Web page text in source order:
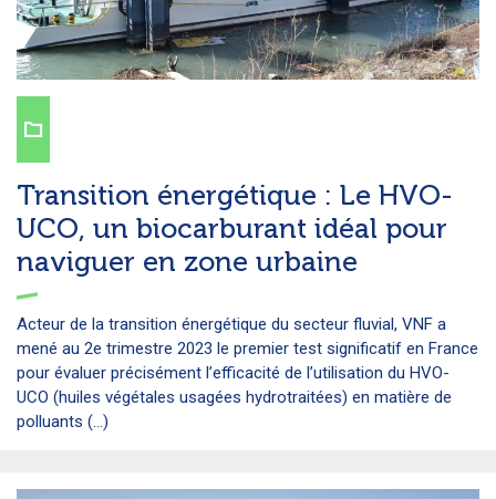
Transition énergétique : Le HVO-
UCO, un biocarburant idéal pour
naviguer en zone urbaine
Acteur de la transition énergétique du secteur fluvial, VNF a
mené au 2e trimestre 2023 le premier test significatif en France
pour évaluer précisément l’efficacité de l’utilisation du HVO-
UCO (huiles végétales usagées hydrotraitées) en matière de
polluants (...)